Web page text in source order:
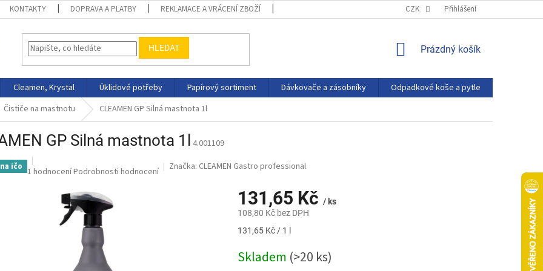
KONTAKTY DOPRAVA A PLATBY REKLAMACE A VRÁCENÍ ZBOŽÍ PODMÍNKY OCHRANY OSOBNÍCH ÚDAJŮ
CZK Přihlášení
HLEDAT
NÁKUPNÍ
Prázdný košík
Cleamen, Krystal Úklidové potřeby Papírový sortiment Dávkovače a zásobníky Odpadkové koše a pytle
Čističe na mastnotu CLEAMEN GP Silná mastnota 1l
GP Silná mastnota 1l 4.001109
ičo Průměrné
1 hodnoceníPodrobnosti hodnocení Značka: CLEAMEN Gastro professional
131,65 Kč / ks
108,80 Kč bez DPH
Měrná
131,65 Kč / 1 l
Skladem (>20 ks)